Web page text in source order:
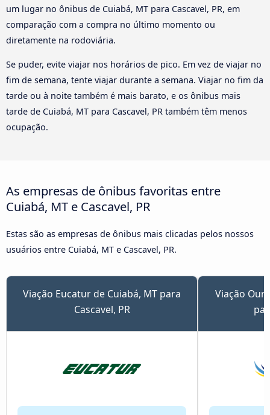
um lugar no ônibus de Cuiabá, MT para Cascavel, PR, em
comparação com a compra no último momento ou
diretamente na rodoviária.
Se puder, evite viajar nos horários de pico. Em vez de viajar no
fim de semana, tente viajar durante a semana. Viajar no fim da
tarde ou à noite também é mais barato, e os ônibus mais
tarde de Cuiabá, MT para Cascavel, PR também têm menos
ocupação.
As empresas de ônibus favoritas entre
Cuiabá, MT e Cascavel, PR
Estas são as empresas de ônibus mais clicadas pelos nossos
usuários entre Cuiabá, MT e Cascavel, PR.
Viação Eucatur de Cuiabá, MT para
Cascavel, PR
Viação